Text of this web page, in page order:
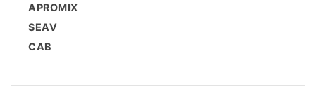
APROMIX
SEAV
CAB